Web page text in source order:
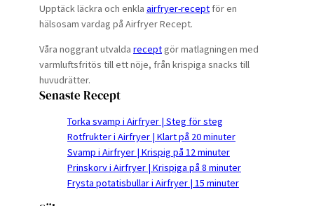
Upptäck läckra och enkla airfryer-recept för en
hälsosam vardag på Airfryer Recept.
Våra noggrant utvalda receptgör matlagningen med
varmluftsfritös till ett nöje, från krispiga snacks till
huvudrätter.
Senaste Recept
Torka svamp i Airfryer | Steg för steg
Rotfrukter i Airfryer | Klart på 20 minuter
Svamp i Airfryer | Krispig på 12 minuter
Prinskorv i Airfryer | Krispiga på 8 minuter
Frysta potatisbullar i Airfryer | 15 minuter